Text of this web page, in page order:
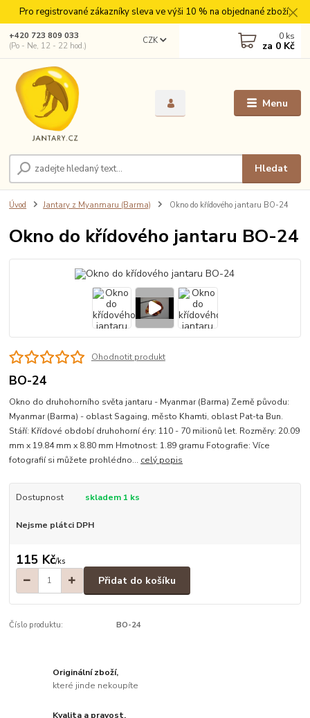
Pro registrované zákazníky sleva ve výši 10 % na objednané zboží.
Menu
CZK
Hledat
+420 723 809 033
(Po - Ne, 12 - 22 hod.)
0 ks
za 0 Kč
Úvod Jantary z Myanmaru (Barma) Okno do křídového jantaru BO-24
Okno do křídového jantaru BO-24
Ohodnotit produkt
BO-24
Okno do druhohorního světa jantaru - Myanmar (Barma) Země původu:
Myanmar (Barma) - oblast Sagaing, město Khamti, oblast Pat-ta Bun.
Stáří: Křídové období druhohorní éry: 110 - 70 milionů let. Rozměry: 20.09
mm x 19.84 mm x 8.80 mm Hmotnost: 1.89 gramu Fotografie: Více
fotografií si můžete prohlédno... celý popis
Dostupnost skladem 1 ks
Nejsme plátci DPH
115 Kč/ks
Přidat do košíku
Číslo produktu: BO-24
Originální zboží,
které jinde nekoupíte
Kvalita a pravost,